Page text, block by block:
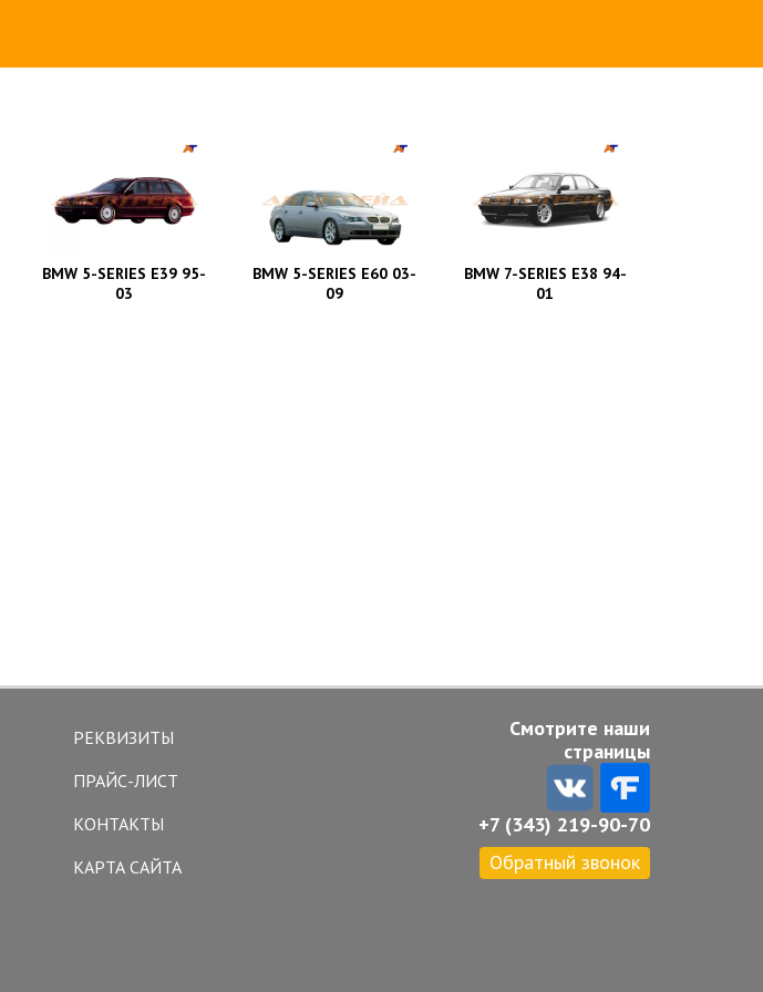
BMW 5-SERIES E39 95-
03
BMW 5-SERIES E60 03-
09
BMW 7-SERIES E38 94-
01
РЕКВИЗИТЫ
ПРАЙС-ЛИСТ
КОНТАКТЫ
КАРТА САЙТА
Смотрите наши
страницы
+7 (343) 219-90-70
Обратный звонок